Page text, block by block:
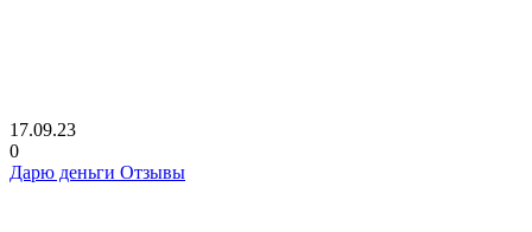
17.09.23
0
Дарю деньги Отзывы